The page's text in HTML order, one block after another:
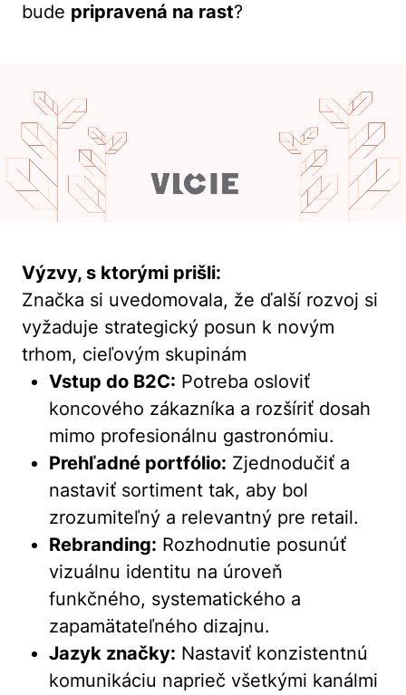
bude pripravená na rast?
Výzvy, s ktorými prišli:
Značka si uvedomovala, že ďalší rozvoj si
vyžaduje strategický posun k novým
trhom, cieľovým skupinám
Vstup do B2C: Potreba osloviť
koncového zákazníka a rozšíriť dosah
mimo profesionálnu gastronómiu.
Prehľadné portfólio: Zjednodučiť a
nastaviť sortiment tak, aby bol
zrozumiteľný a relevantný pre retail.
Rebranding: Rozhodnutie posunúť
vizuálnu identitu na úroveň
funkčného, systematického a
zapamätateľného dizajnu.
Jazyk značky: Nastaviť konzistentnú
komunikáciu naprieč všetkými kanálmi